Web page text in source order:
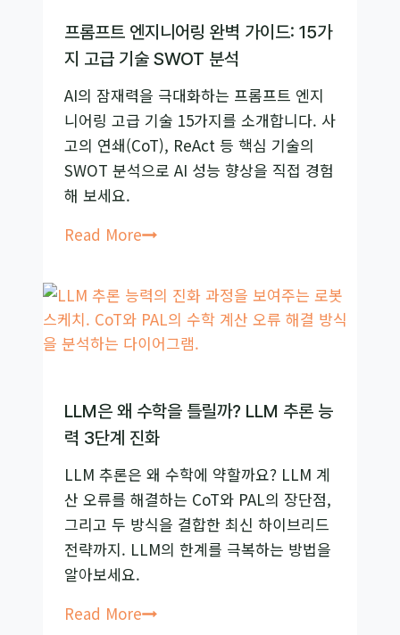
프롬프트 엔지니어링 완벽 가이드: 15가
지 고급 기술 SWOT 분석
AI의 잠재력을 극대화하는 프롬프트 엔지
니어링 고급 기술 15가지를 소개합니다. 사
고의 연쇄(CoT), ReAct 등 핵심 기술의
SWOT 분석으로 AI 성능 향상을 직접 경험
해 보세요.
Read More프
트
엔
지
어
링
벽
가
이
드:
가
LLM은 왜 수학을 틀릴까? LLM 추론 능
력 3단계 진화
LLM 추론은 왜 수학에 약할까요? LLM 계
산 오류를 해결하는 CoT와 PAL의 장단점,
그리고 두 방식을 결합한 최신 하이브리드
전략까지. LLM의 한계를 극복하는 방법을
알아보세요.
Read MoreLLM